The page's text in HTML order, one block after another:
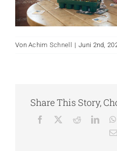
VonAchim Schnell | Juni 2nd,
Share This Story,
Facebook Reddit